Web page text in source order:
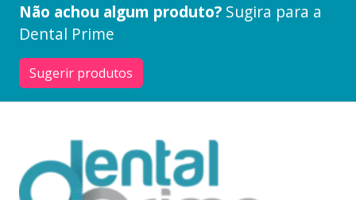
Não achou algum produto? Sugira para a
Dental Prime
Sugerir produtos